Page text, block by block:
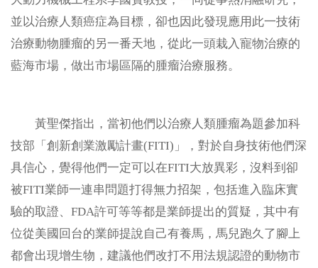
文件下載
2026 BioAsia亞洲生技大展
並以治療人類癌症為目標，卻也因此發現應用此一技術
治療動物腫瘤的另一番天地，從此一頭栽入寵物治療的
藍海市場，做出市場區隔的腫瘤治療服務。
黃聖傑指出，當初他們以治療人類腫瘤為題參加科
技部「創新創業激勵計畫(FITI)」，對於自身技術他們深
具信心，覺得他們一定可以在FITI大放異彩，沒料到卻
被FITI業師一連串問題打得無力招架，包括進入臨床實
驗的取證、FDA許可等等都是業師提出的質疑，其中有
位從美國回台的業師提說自己有養馬，馬兒跑久了腳上
都會出現增生物，建議他們改打不用法規認證的動物市